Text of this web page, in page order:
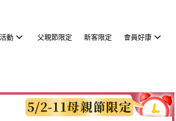
動 父親節限定 新客限定 會員好康